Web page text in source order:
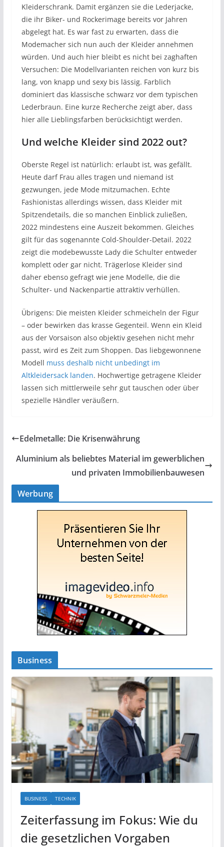
Kleiderschrank. Damit ergänzen sie die Lederjacke,
die ihr Biker- und Rockerimage bereits vor Jahren
abgelegt hat. Es war fast zu erwarten, dass die
Modemacher sich nun auch der Kleider annehmen
würden. Und auch hier bleibt es nicht bei zaghaften
Versuchen: Die Modellvarianten reichen von kurz bis
lang, von knapp und sexy bis lässig. Farblich
dominiert das klassische schwarz vor dem typischen
Lederbraun. Eine kurze Recherche zeigt aber, dass
hier alle Lieblingsfarben berücksichtigt werden.
Und welche Kleider sind 2022 out?
Oberste Regel ist natürlich: erlaubt ist, was gefällt.
Heute darf Frau alles tragen und niemand ist
gezwungen, jede Mode mitzumachen. Echte
Fashionistas allerdings wissen, dass Kleider mit
Spitzendetails, die so manchen Einblick zuließen,
2022 mindestens eine Auszeit bekommen. Gleiches
gilt für das sogenannte Cold-Shoulder-Detail. 2022
zeigt die modebewusste Lady die Schulter entweder
komplett oder gar nicht. Trägerlose Kleider sind
daher ebenso gefragt wie jene Modelle, die die
Schulter- und Nackenpartie attraktiv verhüllen.
Übrigens: Die meisten Kleider schmeicheln der Figur
– oder bewirken das krasse Gegenteil. Wenn ein Kleid
aus der Vorsaison also objektiv gesehen nicht mehr
passt, wird es Zeit zum Shoppen. Das liebgewonnene
Modell muss deshalb nicht unbedingt im
Altkleidersack landen. Hochwertige getragene Kleider
lassen sich mittlerweile sehr gut tauschen oder über
spezielle Händler veräußern.
Edelmetalle: Die Krisenwährung
Aluminium als beliebtes Material im gewerblichen
und privaten Immobilienbauwesen
Werbung
Business
BUSINESS TECHNIK
Zeiterfassung im Fokus: Wie du
die gesetzlichen Vorgaben